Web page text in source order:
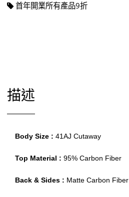
首年開業所有產品9折
描述
Body Size : 41AJ Cutaway
Top Material : 95% Carbon Fiber
Back & Sides : Matte Carbon Fiber